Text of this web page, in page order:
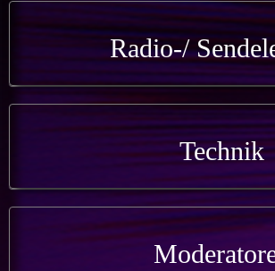
Radio-/
Technik